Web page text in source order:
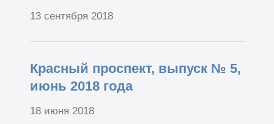
13 сентября 2018
Красный проспект, выпуск № 5,
июнь 2018 года
18 июня 2018